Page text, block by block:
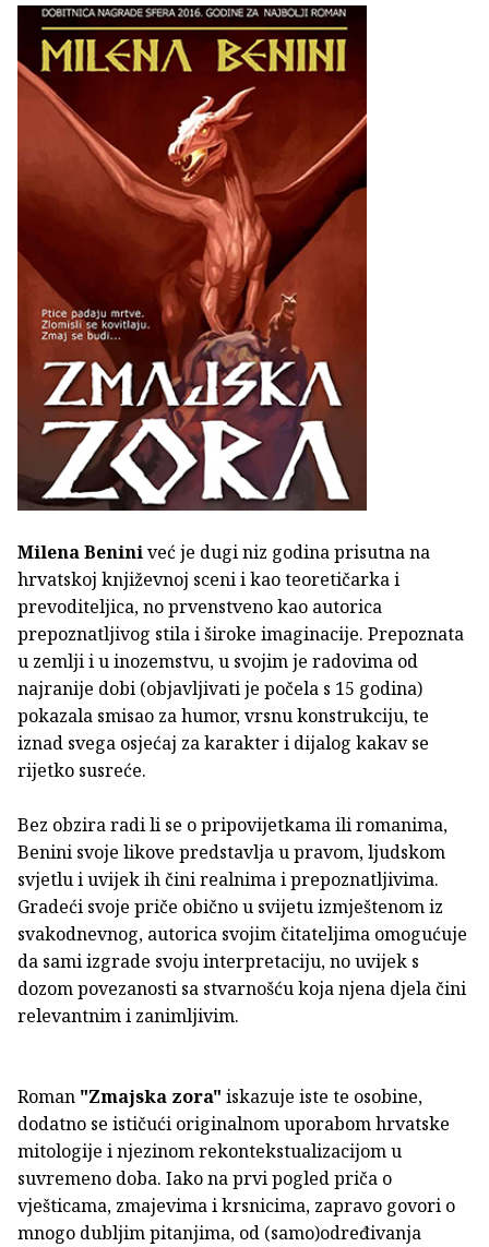
Milena Beniniveć je dugi niz godina prisutna na
hrvatskoj književnoj sceni i kao teoretičarka i
prevoditeljica, no prvenstveno kao autorica
prepoznatljivog stila i široke imaginacije. Prepoznata
u zemlji i u inozemstvu, u svojim je radovima od
najranije dobi (objavljivati je počela s 15 godina)
pokazala smisao za humor, vrsnu konstrukciju, te
iznad svega osjećaj za karakter i dijalog kakav se
rijetko susreće.
Bez obzira radi li se o pripovijetkama ili romanima,
Benini svoje likove predstavlja u pravom, ljudskom
svjetlu i uvijek ih čini realnima i prepoznatljivima.
Gradeći svoje priče obično u svijetu izmještenom iz
svakodnevnog, autorica svojim čitateljima omogućuje
da sami izgrade svoju interpretaciju, no uvijek s
dozom povezanosti sa stvarnošću koja njena djela čini
relevantnim i zanimljivim.
Roman "Zmajska zora" iskazuje iste te osobine,
dodatno se ističući originalnom uporabom hrvatske
mitologije i njezinom rekontekstualizacijom u
suvremeno doba. Iako na prvi pogled priča o
vješticama, zmajevima i krsnicima, zapravo govori o
mnogo dubljim pitanjima, od (samo)određivanja